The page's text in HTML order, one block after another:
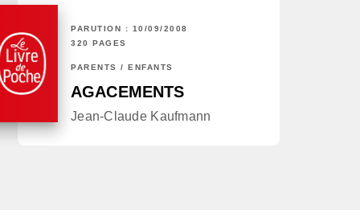
PARUTION : 10/09/2008
320 PAGES
PARENTS / ENFANTS
AGACEMENTS
Jean-Claude Kaufmann